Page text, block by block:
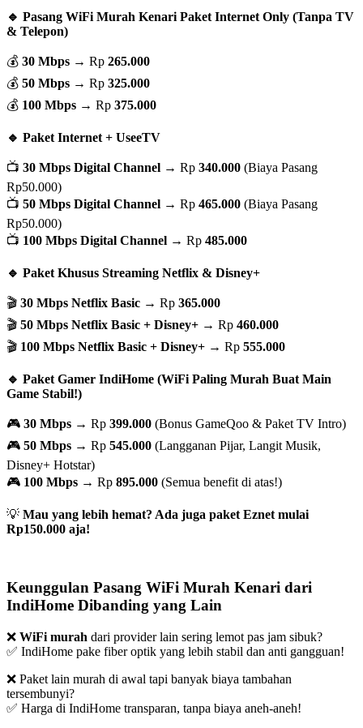
🔹 Pasang WiFi Murah Kenari Paket Internet Only (Tanpa TV
& Telepon)
💰 30 Mbps → Rp 265.000
💰 50 Mbps → Rp 325.000
💰 100 Mbps → Rp 375.000
🔹 Paket Internet + UseeTV
📺 30 Mbps Digital Channel → Rp 340.000 (Biaya Pasang
Rp50.000)
📺 50 Mbps Digital Channel → Rp 465.000 (Biaya Pasang
Rp50.000)
📺 100 Mbps Digital Channel → Rp 485.000
🔹 Paket Khusus Streaming Netflix & Disney+
🎬 30 Mbps Netflix Basic → Rp 365.000
🎬 50 Mbps Netflix Basic + Disney+ → Rp 460.000
🎬 100 Mbps Netflix Basic + Disney+ → Rp 555.000
🔹 Paket Gamer IndiHome (WiFi Paling Murah Buat Main
Game Stabil!)
🎮 30 Mbps → Rp 399.000 (Bonus GameQoo & Paket TV Intro)
🎮 50 Mbps → Rp 545.000 (Langganan Pijar, Langit Musik,
Disney+ Hotstar)
🎮 100 Mbps → Rp 895.000 (Semua benefit di atas!)
💡 Mau yang lebih hemat? Ada juga paket Eznet mulai
Rp150.000 aja!
Keunggulan Pasang WiFi Murah Kenari dari
IndiHome Dibanding yang Lain
❌ WiFi murah dari provider lain sering lemot pas jam sibuk?
✅ IndiHome pake fiber optik yang lebih stabil dan anti gangguan!
❌ Paket lain murah di awal tapi banyak biaya tambahan
tersembunyi?
✅ Harga di IndiHome transparan, tanpa biaya aneh-aneh!